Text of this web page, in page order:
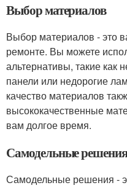
Выбор материалов
Выбор материалов - это
ремонте. Вы можете
альтернативы, такие как
панели или недорогие
качество материалов
высококачественные
вам долгое время.
Самодельные
Самодельные решения -